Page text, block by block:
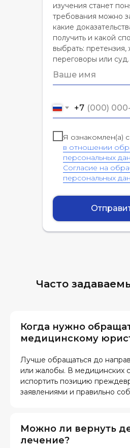
изучения станет
требования можно
какие
получить и какой
выбрать: претензия,
переговоры или суд.
+7
Я ознакомлен(а) с
в отношении
персональных
Согласие на
персональных
Часто
Когда нужно
медицинскому
Лучше обращаться до
или жалобы. В медицинских
испортить позицию
заявлениями и правильно
Можно ли вернуть
лечение?